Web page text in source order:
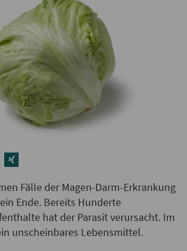
Fälle der Magen-Darm-Erkrankung
Ende. Bereits Hunderte
hat der Parasit verursacht. Im
unscheinbares Lebensmittel.